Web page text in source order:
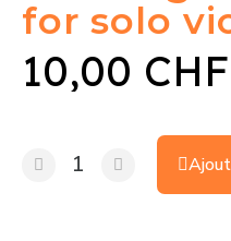
for solo
10,00 CHF